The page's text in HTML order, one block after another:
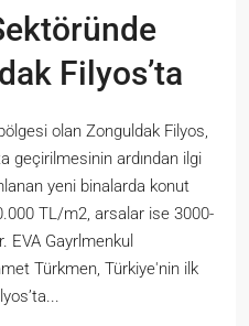
Filyos’ta
olan Zonguldak Filyos,
geçirilmesinin ardından ilgi
yeni binalarda konut
TL/m2, arsalar ise 3000-
EVA Gayrlmenkul
Türkmen, Türkiye'nin ilk